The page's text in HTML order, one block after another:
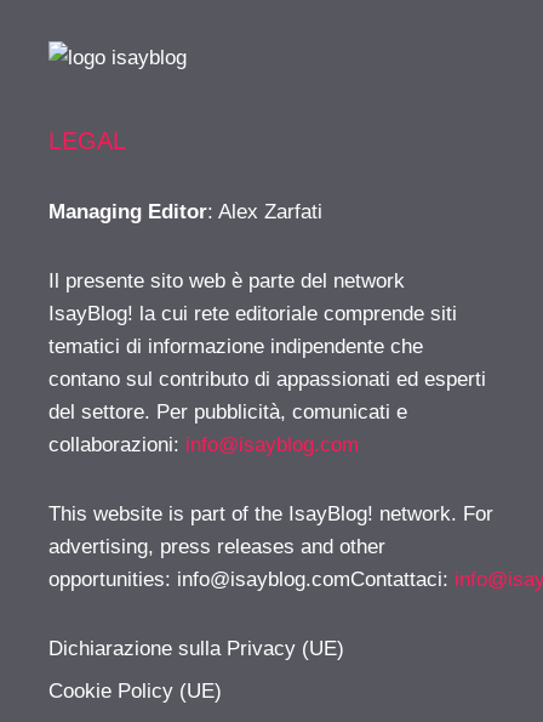
LEGAL
Managing Editor: Alex Zarfati
Il presente sito web è parte del network
IsayBlog! la cui rete editoriale comprende siti
tematici di informazione indipendente che
contano sul contributo di appassionati ed esperti
del settore. Per pubblicità, comunicati e
collaborazioni: info@isayblog.com
This website is part of the IsayBlog! network. For
advertising, press releases and other
opportunities: info@isayblog.comContattaci:
Dichiarazione sulla Privacy (UE)
Cookie Policy (UE)